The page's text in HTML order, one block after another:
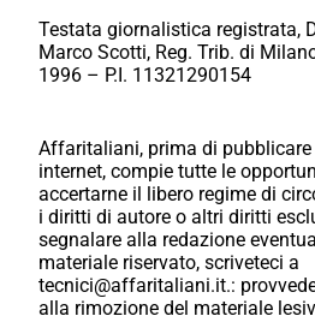
Testata giornalistica registrata,
Marco Scotti, Reg. Trib. di
1996 – P.I. 11321290154
Affaritaliani, prima di
internet, compie tutte le
accertarne il libero regime di
i diritti di autore o altri diritti
segnalare alla redazione
materiale riservato, scriveteci a
tecnici@affaritaliani.it.:
alla rimozione del materiale